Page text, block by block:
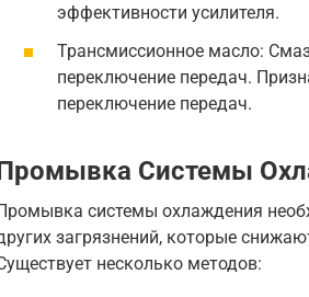
эффективности усилителя.
Трансмиссионное масло:
переключение передач.
переключение передач.
Системы
системы охлаждения
загрязнений, которые
несколько методов: